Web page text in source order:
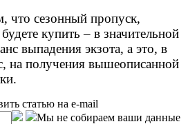
что сезонный пропуск,
купить – в значительной
выпадения экзота, а это, в
на получения вышеописанной
статью на e-mail
Мы не собираем ваши данные